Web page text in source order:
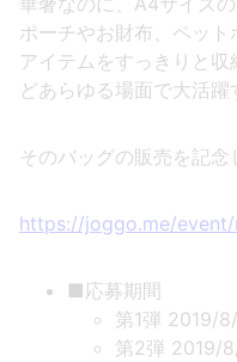
ポーチやお財布、ペッ
アイテムをすっきりと
どあらゆる場面で大活躍
そのバッグの販売を記念
https://joggo.me/
■応募期間
第1弾 2019/
第2弾 2019/